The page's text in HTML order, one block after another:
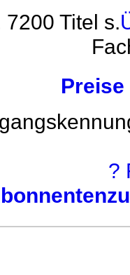
Titel s.
?